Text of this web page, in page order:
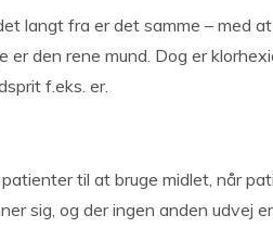
langt fra er det samme – med
den rene mund. Dog er
f.eks. er.
til at bruge midlet, når
sig, og der ingen anden udvej